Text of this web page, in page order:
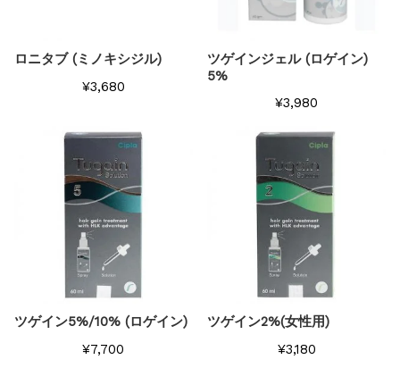
ロニタブ (ミノキシジル)
¥3,680
ツゲインジェル (ロゲイン)
5%
¥3,980
ツゲイン5%/10% (ロゲイン)
¥7,700
ツゲイン2%(女性用)
¥3,180